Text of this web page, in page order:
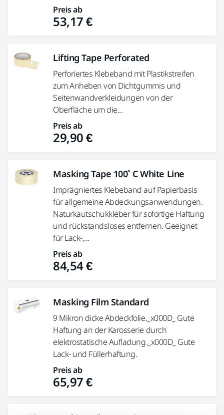
Preis ab
53,17 €
Lifting Tape Perforated
Perforiertes Klebeband mit Plastikstreifen
zum Anheben von Dichtgummis und
Seitenwandverkleidungen von der
Oberfläche um die...
Preis ab
29,90 €
Masking Tape 100˚ C White Line
Imprägniertes Klebeband auf Papierbasis
für allgemeine Abdeckungsanwendungen.
Naturkautschukkleber für sofortige Haftung
und rückstandsloses entfernen. Geeignet
für Lack-,...
Preis ab
84,54 €
Masking Film Standard
9 Mikron dicke Abdeckfolie._x000D_ Gute
Haftung an der Karosserie durch
elektrostatische Aufladung._x000D_ Gute
Lack- und Füllerhaftung.
Preis ab
65,97 €